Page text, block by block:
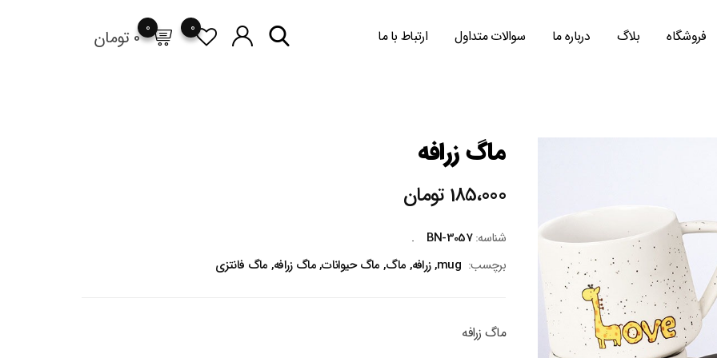
فروشگاه بلاگ درباره ما سوالات متداول ارتباط با ما 0 تومان 0 0
ماگ زرافه
185،000 تومان
شناسه:BN-3057
برچسب: mug
,زرافه, ماگ, ماگ حیوانات,ماگ زرافه, ماگ فانتزی
ماگ زرافه